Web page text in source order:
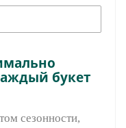
букет
сезонности,